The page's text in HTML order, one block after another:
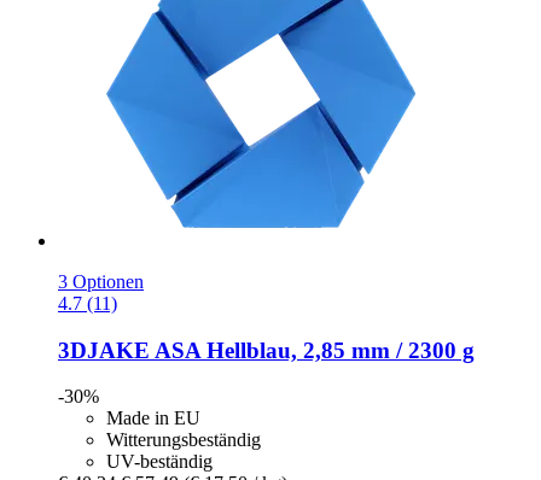
3 Optionen
4.7 (11)
3DJAKE ASA Hellblau, 2,85 mm / 2300 g
-30%
Made in EU
Witterungsbeständig
UV-beständig